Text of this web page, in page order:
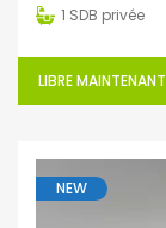
1 SDB privée
LIBRE MAINTENANT
NEW